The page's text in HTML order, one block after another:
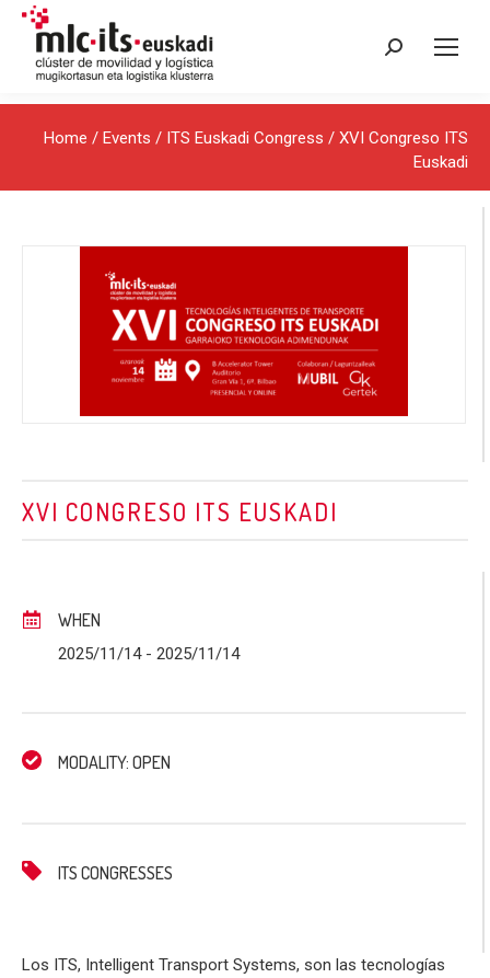
Search:
Home / Events / ITS Euskadi Congress / XVI Congreso ITS
Euskadi
XVI CONGRESO ITS EUSKADI
WHEN
2025/11/14 - 2025/11/14
MODALITY: OPEN
ITS CONGRESSES
Los ITS, Intelligent Transport Systems, son las tecnologías